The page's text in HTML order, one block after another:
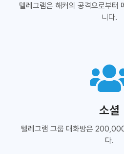
텔레그램은 해커의 공격으로부터
니다.
소셜
텔레그램 그룹 대화방은
다.